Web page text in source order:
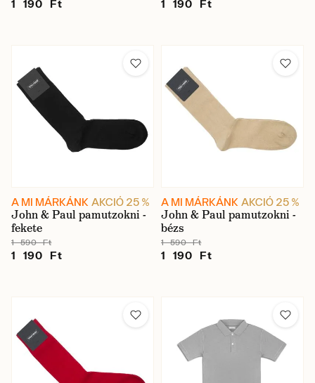
1 190 Ft 1 190 Ft
A MI MÁRKÁNK AKCIÓ 25 %
John & Paul pamutzokni -
fekete
1 590 Ft
1 190 Ft
A MI MÁRKÁNK AKCIÓ 25 %
John & Paul pamutzokni -
bézs
1 590 Ft
1 190 Ft